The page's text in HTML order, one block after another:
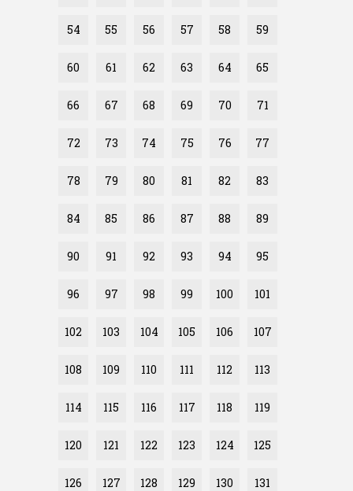
54 55 56 57 58 59
60 61 62 63 64 65
66 67 68 69 70 71
72 73 74 75 76 77
78 79 80 81 82 83
84 85 86 87 88 89
90 91 92 93 94 95
96 97 98 99 100 101
102 103 104 105 106 107
108 109 110 111 112 113
114 115 116 117 118 119
120 121 122 123 124 125
126 127 128 129 130 131